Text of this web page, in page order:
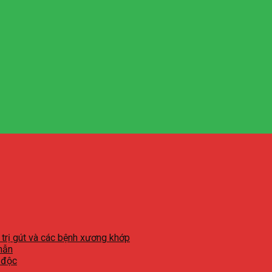
gút và các bệnh xương khớp